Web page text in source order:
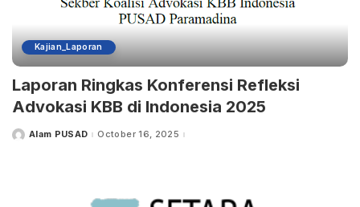
Kajian_Laporan
Laporan Ringkas Konferensi Refleksi
Advokasi KBB di Indonesia 2025
PostedAlam PUSAD October 16, 2025